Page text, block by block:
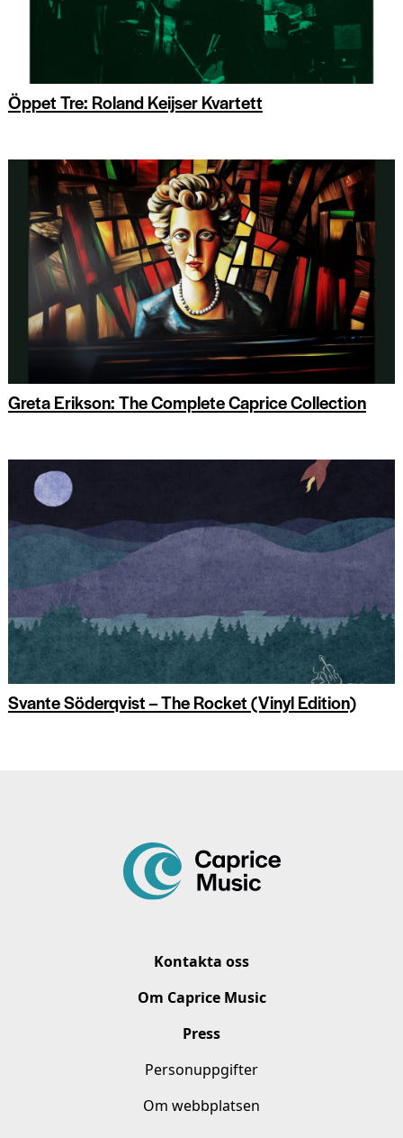
Öppet Tre: Roland Keijser Kvartett
Greta Erikson: The Complete Caprice Collection
Svante Söderqvist – The Rocket (Vinyl Edition)
Kontakta oss
Om Caprice Music
Press
Personuppgifter
Om webbplatsen